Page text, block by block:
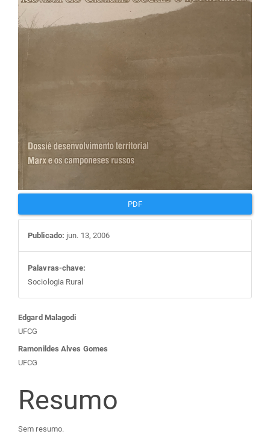
artigos
PDF
Publicado: jun. 13, 2006
Palavras-chave:
Sociologia Rural
Conteúdo
do
artigo
principal
Edgard Malagodi
UFCG
Ramonildes Alves Gomes
UFCG
Resumo
Sem resumo.